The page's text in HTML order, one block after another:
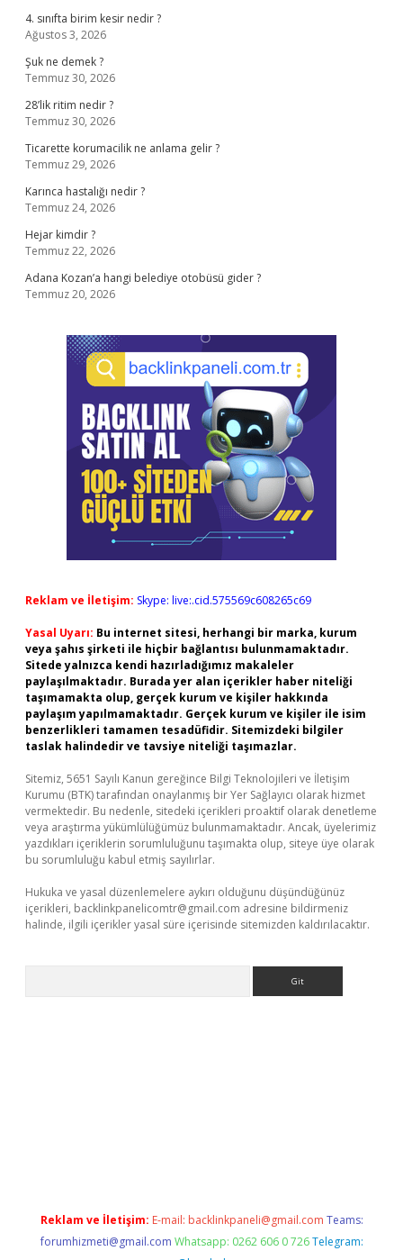
4. sınıfta birim kesir nedir ?
Ağustos 3, 2026
Şuk ne demek ?
Temmuz 30, 2026
28’lik ritim nedir ?
Temmuz 30, 2026
Ticarette korumacilik ne anlama gelir ?
Temmuz 29, 2026
Karınca hastalığı nedir ?
Temmuz 24, 2026
Hejar kimdir ?
Temmuz 22, 2026
Adana Kozan’a hangi belediye otobüsü gider ?
Temmuz 20, 2026
Reklam ve İletişim: Skype: live:.cid.575569c608265c69
Yasal Uyarı: Bu internet sitesi, herhangi bir marka, kurum
veya şahıs şirketi ile hiçbir bağlantısı bulunmamaktadır.
Sitede yalnızca kendi hazırladığımız makaleler
paylaşılmaktadır. Burada yer alan içerikler haber niteliği
taşımamakta olup, gerçek kurum ve kişiler hakkında
paylaşım yapılmamaktadır. Gerçek kurum ve kişiler ile isim
benzerlikleri tamamen tesadüfidir. Sitemizdeki bilgiler
taslak halindedir ve tavsiye niteliği taşımazlar.
Sitemiz, 5651 Sayılı Kanun gereğince Bilgi Teknolojileri ve İletişim
Kurumu (BTK) tarafından onaylanmış bir Yer Sağlayıcı olarak hizmet
vermektedir. Bu nedenle, sitedeki içerikleri proaktif olarak denetleme
veya araştırma yükümlülüğümüz bulunmamaktadır. Ancak, üyelerimiz
yazdıkları içeriklerin sorumluluğunu taşımakta olup, siteye üye olarak
bu sorumluluğu kabul etmiş sayılırlar.
Hukuka ve yasal düzenlemelere aykırı olduğunu düşündüğünüz
içerikleri, backlinkpanelicomtr@gmail.com adresine bildirmeniz
halinde, ilgili içerikler yasal süre içerisinde sitemizden kaldırılacaktır.
Reklam ve İletişim: E-mail: backlinkpaneli@gmail.com Teams:
forumhizmeti@gmail.com Whatsapp: 0262 606 0 726 Telegram: